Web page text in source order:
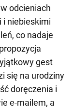
odcieniach
i niebieskimi
co nadaje
gest
się na urodziny
doręczenia i
e-mailem, a